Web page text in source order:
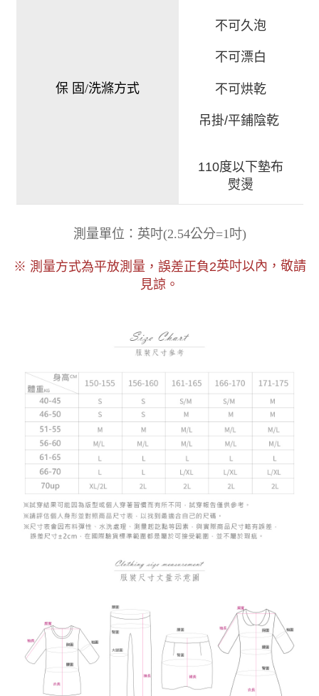
保 固/洗滌方式
不可久泡
不可漂白
不可烘乾
吊掛/平鋪陰乾
110度以下墊布
熨燙
測量單位：英吋(2.54公分=1吋)
※ 測量方式為平放測量，誤差正負2英吋以內，敬請
見諒。